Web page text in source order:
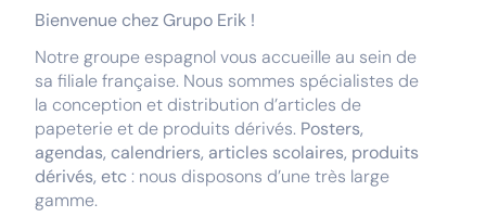
Bienvenue chez Grupo Erik !
Notre groupe espagnol vous accueille au sein de
sa filiale française. Nous sommes spécialistes de
la conception et distribution d’articles de
papeterie et de produits dérivés. Posters,
agendas, calendriers, articles scolaires, produits
dérivés, etc : nous disposons d’une très large
gamme.